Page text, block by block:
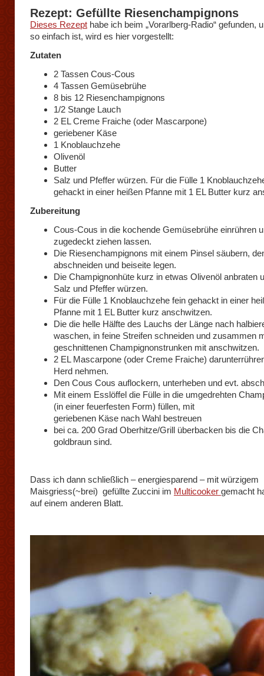
Rezept: Gefüllte Riesenchampignons
Dieses Rezept habe ich beim „Vorarlberg-Radio“ gefunden,
so einfach ist, wird es hier vorgestellt:
Zutaten
2 Tassen Cous-Cous
4 Tassen Gemüsebrühe
8 bis 12 Riesenchampignons
1/2 Stange Lauch
2 EL Creme Fraiche (oder Mascarpone)
geriebener Käse
1 Knoblauchzehe
Olivenöl
Butter
Salz und Pfeffer würzen. Für die Fülle 1
gehackt in einer heißen Pfanne mit 1 EL Butter kurz
Zubereitung
Cous-Cous in die kochende Gemüsebrühe einrühren
zugedeckt ziehen lassen.
Die Riesenchampignons mit einem Pinsel säubern,
abschneiden und beiseite legen.
Die Champignonhüte kurz in etwas Olivenöl anbraten
Salz und Pfeffer würzen.
Für die Fülle 1 Knoblauchzehe fein gehackt in einer
Pfanne mit 1 EL Butter kurz anschwitzen.
Die die helle Hälfte des Lauchs der Länge nach
waschen, in feine Streifen schneiden und zusammen
geschnittenen Champignonstrunken mit anschwitzen.
2 EL Mascarpone (oder Creme Fraiche)
Herd nehmen.
Den Cous Cous auflockern, unterheben und evt.
Mit einem Esslöffel die Fülle in die umgedrehten
(in einer feuerfesten Form) füllen, mit
geriebenen Käse nach Wahl bestreuen
bei ca. 200 Grad Oberhitze/Grill überbacken bis die
goldbraun sind.
Dass ich dann schließlich – energiesparend – mit würzigem
Maisgriess(~brei) gefüllte Zuccini im Multicooker gemacht
auf einem anderen Blatt.